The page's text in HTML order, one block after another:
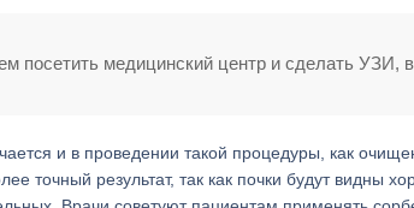
посетить медицинский центр и сделать УЗИ,
и в проведении такой процедуры, как
точный результат, так как почки будут